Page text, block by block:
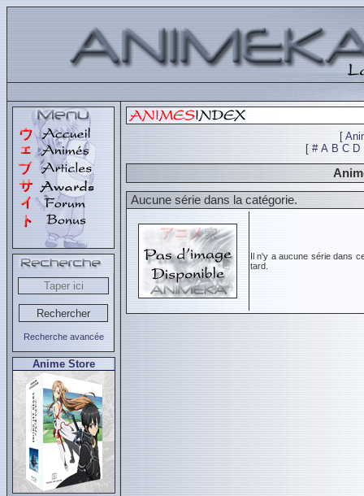
Recherche avancée
Anime Store
[
[ # A B C D
Aucune série dans la catégorie.
Il n'y a aucune série dans
tard.